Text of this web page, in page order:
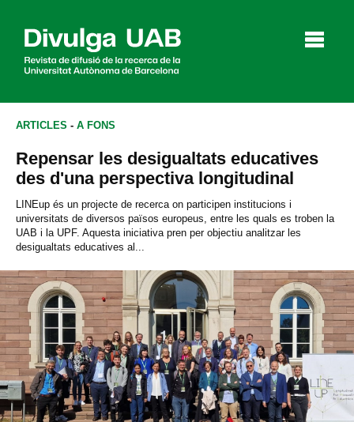
Articles
Agenda
English Español
CERCAR
ARTICLES - A FONS
Repensar les desigualtats educatives
des d'una perspectiva longitudinal
LINEup és un projecte de recerca on participen institucions i
universitats de diversos països europeus, entre les quals es troben la
UAB i la UPF. Aquesta iniciativa pren per objectiu analitzar les
desigualtats educatives al...